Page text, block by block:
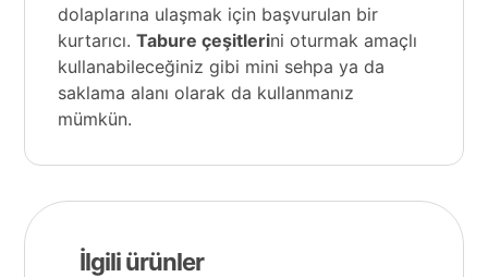
dolaplarına ulaşmak için başvurulan bir
kurtarıcı.Tabure çeşitlerini oturmak amaçlı
kullanabileceğiniz gibi mini sehpa ya da
saklama alanı olarak da kullanmanız
mümkün.
İlgili ürünler